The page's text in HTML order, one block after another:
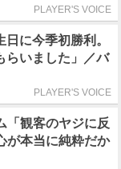
PLAYER'S VOICE
に今季初勝利。
らいました」／バ
PLAYER'S VOICE
「観客のヤジに反
が本当に純粋だか